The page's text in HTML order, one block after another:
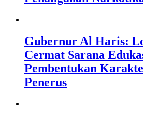
Gubernur Al Haris:
Cermat Sarana
Pembentukan
Penerus